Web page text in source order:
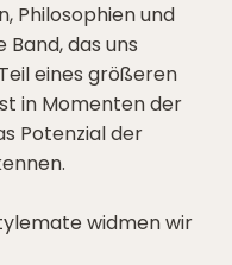
Philosophien und
das uns
eines größeren
in Momenten der
Potenzial der
widmen wir